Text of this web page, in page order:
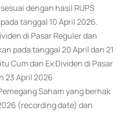
dengan hasil RUPS
tanggal 10 April 2026.
di Pasar Reguler dan
pada tanggal 20 April dan 21
Cum dan Ex Dividen di Pasar
23 April 2026
Saham yang berhak
(recording date) dan